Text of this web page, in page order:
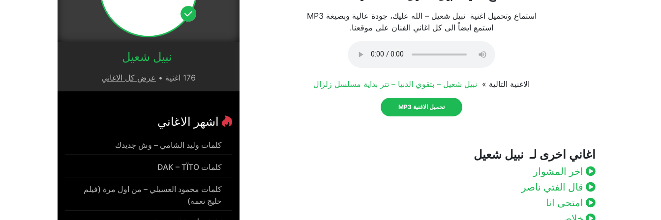
استماع وتحميل اغنية نبيل شعيل – الله عليك، جودة عالية وبصيغة MP3
استمع ايضاً الى كل اغاني الفنان على موقعنا.
الاغنية التالية » نبيل شعيل – بتقوي الدنيا – تتر بداية مسلسل زلزال
تحميل الاغنية MP3
اغاني اخرى لـ نبيل شعيل
اخر المشوار
قال الفتي ناصر
امتحى انا
نبيل شعيل
176 اغنية • عرض كل الاغاني
اشهر الاغاني
كلمات وليد الشامي – وش جديدك
كلمات DAK – TÏTO
كلمات محمود العسيلي – من اول مرة (فيلم
خليج نعمة)